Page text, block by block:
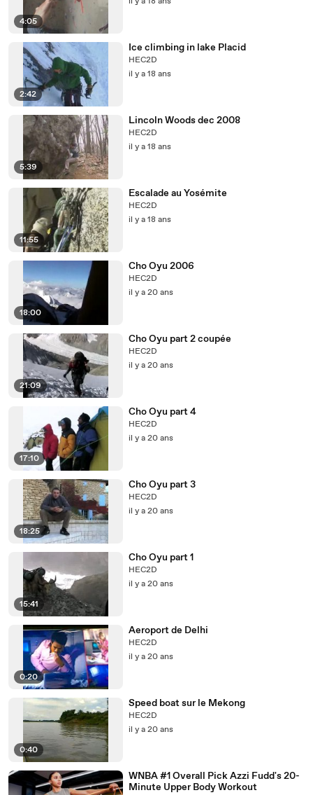
4:05
2:42
Ice climbing in lake Placid
HEC2D
il y a 18 ans
5:39
Lincoln Woods dec 2008
HEC2D
il y a 18 ans
11:55
Escalade au Yosémite
HEC2D
il y a 18 ans
18:00
Cho Oyu 2006
HEC2D
il y a 20 ans
21:09
Cho Oyu part 2 coupée
HEC2D
il y a 20 ans
17:10
Cho Oyu part 4
HEC2D
il y a 20 ans
18:25
Cho Oyu part 3
HEC2D
il y a 20 ans
15:41
Cho Oyu part 1
HEC2D
il y a 20 ans
0:20
Aeroport de Delhi
HEC2D
il y a 20 ans
0:40
Speed boat sur le Mekong
HEC2D
il y a 20 ans
WNBA #1 Overall Pick Azzi Fudd's 20-
Minute Upper Body Workout